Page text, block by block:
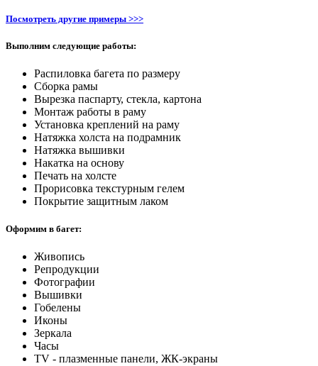
Посмотреть другие примеры >>>
Выполним следующие работы:
Распиловка багета по размеру
Сборка рамы
Вырезка паспарту, стекла, картона
Монтаж работы в раму
Установка креплений на раму
Натяжка холста на подрамник
Натяжка вышивки
Накатка на основу
​Печать на холсте
Прорисовка текстурным гелем
Покрытие защитным лаком
Оформим в багет:
Живопись
Репродукции
Фотографии
Вышивки
Гобелены
Иконы
Зеркала
Часы
​TV - плазменные панели, ЖК-экраны